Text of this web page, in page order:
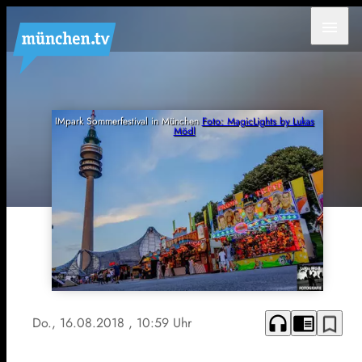
IMpark Sommerfestival in München Foto: MagicLights by Lukas
Mödl
Do., 16.08.2018 , 10:59 Uhr headphones chrome_reader_mode bookmark_border